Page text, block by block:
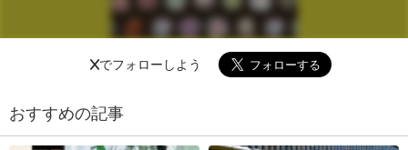
Xでフォローしよう
おすすめの記事